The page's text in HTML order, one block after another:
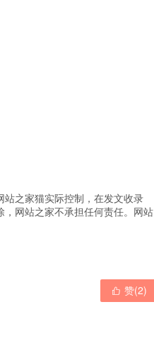
之家猫实际控制，在发文收录
网站之家不承担任何责任。 网站
 赞(2)